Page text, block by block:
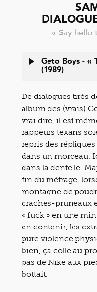
« Say hello
Geto Boys - «
(1989)
De dialogues tirés
album des (vrais)
vrai dire, il est
rappeurs texans
repris des
dans un morceau.
dans la dentelle.
fin du métrage,
montagne de
craches-pruneaux
« fuck » en une
en contenir, les
pure violence
bien, ça colle au
pas de Nike aux
bottait.